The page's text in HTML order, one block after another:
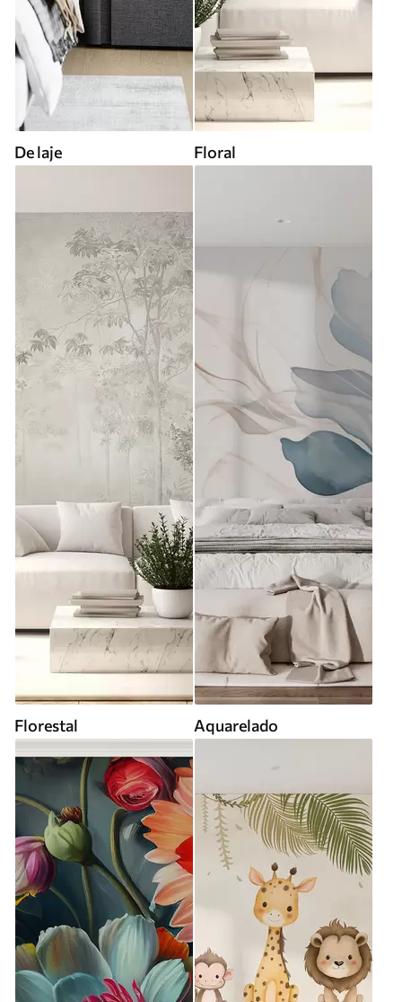
De laje Floral
Florestal Aquarelado